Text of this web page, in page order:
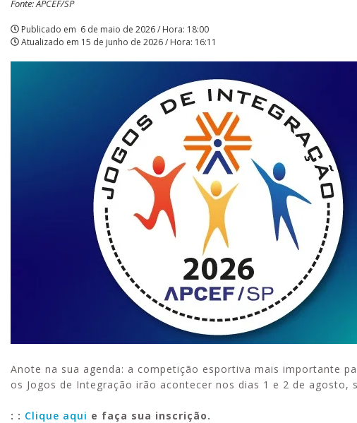
|
APCEF/SP
Fonte: APCEF/SP
Publicado em 6 de maio de 2026 / Hora: 18:00
Atualizado em 15 de junho de 2026 / Hora: 16:11
Anote na sua agenda: a competição esportiva mais importante
os Jogos de Integração irão acontecer nos dias 1 e 2 de agosto,
: : Clique aqui e faça sua inscrição.